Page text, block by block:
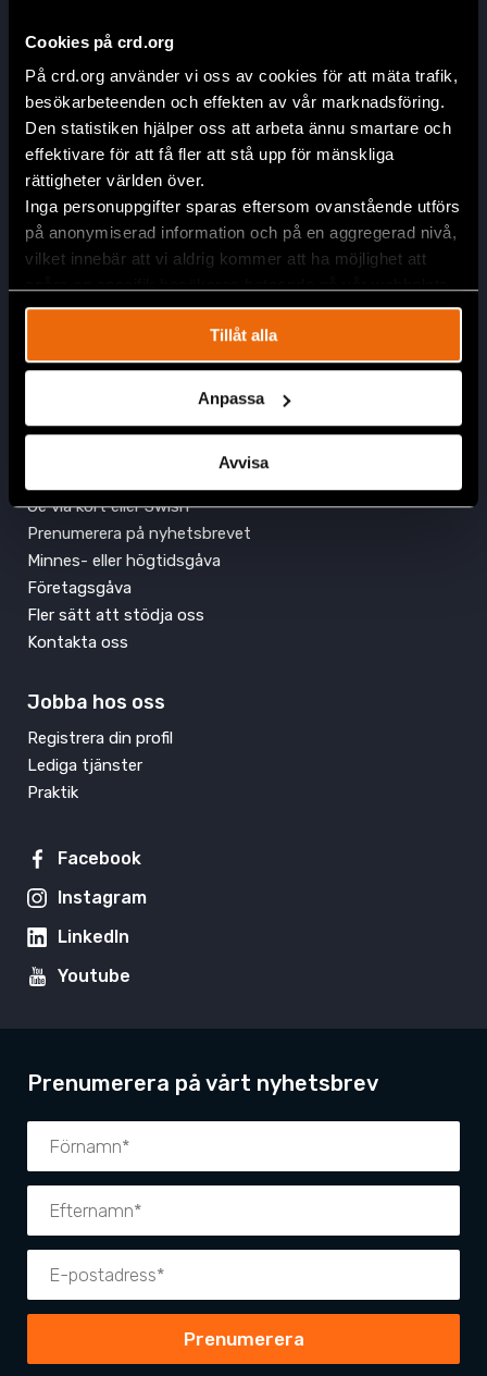
Cookies på crd.org
På crd.org använder vi oss av cookies för att mäta trafik,
besökarbeteenden och effekten av vår marknadsföring.
Den statistiken hjälper oss att arbeta ännu smartare och
effektivare för att få fler att stå upp för mänskliga
rättigheter världen över.
Inga personuppgifter sparas eftersom ovanstående utförs
på anonymiserad information och på en aggregerad nivå,
vilket innebär att vi aldrig kommer att ha möjlighet att
Tillåt alla
Anpassa
Avvisa
Civil Rights Defenders
Östgötagatan 90
SE-116 64 Stockholm, Sverige
Kontakta oss
info@crd.org
+46 (0)8 545 277 30
Swish: 900 12 98
Plusgiro: 90 01 29-8
Engagera dig
Ge via kort eller Swish
Prenumerera på nyhetsbrevet
Minnes- eller högtidsgåva
Företagsgåva
Fler sätt att stödja oss
Kontakta oss
Jobba hos oss
Registrera din profil
Lediga tjänster
Praktik
Facebook
Instagram
LinkedIn
Youtube
Prenumerera på vårt nyhetsbrev